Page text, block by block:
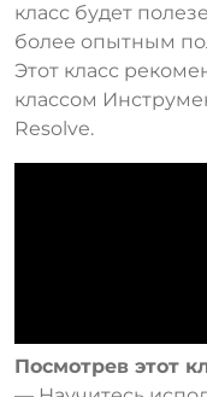
класс будет
более опытным
Этот класс
классом
Resolve.
Посмотрев этот